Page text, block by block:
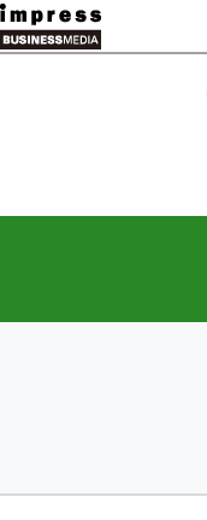
メ
イ
テ
に